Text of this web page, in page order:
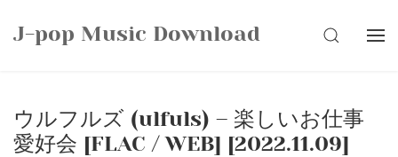
J-pop Music Download SEARCH
ウルフルズ (ulfuls) – 楽しいお仕事
愛好会 [FLAC / WEB] [2022.11.09]